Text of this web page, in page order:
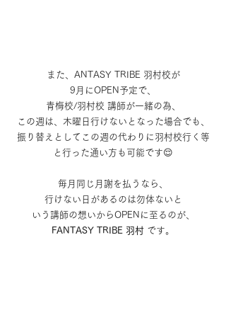
また、ANTASY TRIBE 羽村校が
9月にOPEN予定で、
青梅校/羽村校 講師が一緒の為、
この週は、木曜日行けないとなった場合でも、
振り替えとしてこの週の代わりに羽村校行く等
と行った通い方も可能です😌
毎月同じ月謝を払うなら、
行けない日があるのは勿体ないと
いう講師の想いからOPENに至るのが、
FANTASY TRIBE 羽村 です。